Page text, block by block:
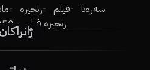
سەرەتا فیلم زنجیرە
زنجیرە فیلم
250ـی
ژانراکان